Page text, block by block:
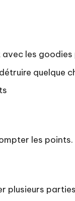
les
quelque
les points.
plusieurs parties